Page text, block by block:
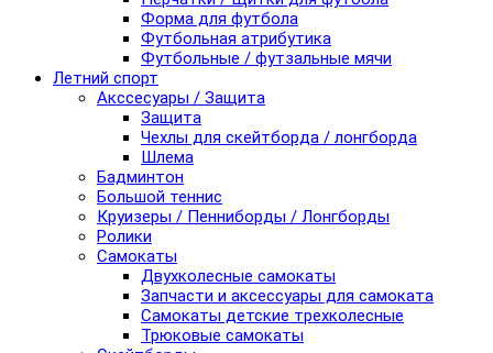
Форма для футбола
Футбольная атрибутика
Футбольные / футзальные мячи
Летний спорт
Акссесуары / Защита
Защита
Чехлы для скейтборда / лонгборда
Шлема
Бадминтон
Большой теннис
Круизеры / Пенниборды / Лонгборды
Ролики
Самокаты
Двухколесные самокаты
Запчасти и аксессуары для самоката
Самокаты детские трехколесные
Трюковые самокаты